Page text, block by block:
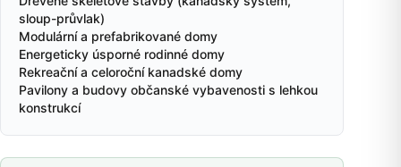
sloup-průvlak)
Modulární a prefabrikované domy
Energeticky úsporné rodinné domy
Rekreační a celoroční kanadské domy
Pavilony a budovy občanské vybavenosti s lehkou
konstrukcí